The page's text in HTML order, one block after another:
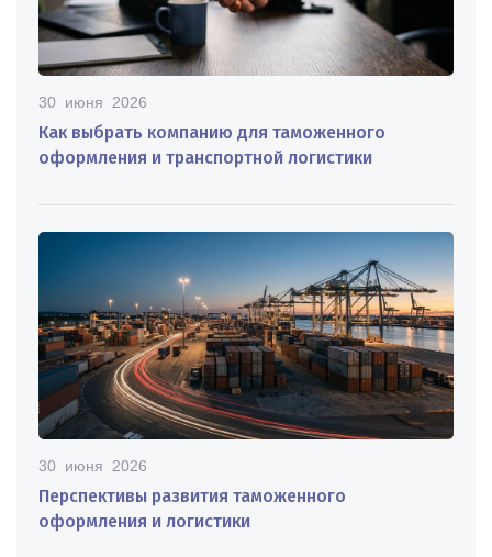
30 июня 2026
Как выбрать компанию для таможенного
оформления и транспортной логистики
30 июня 2026
Перспективы развития таможенного
оформления и логистики